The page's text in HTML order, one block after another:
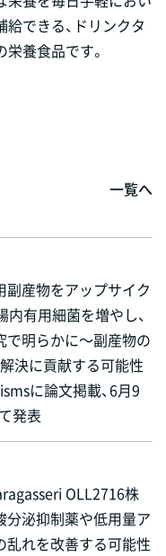
給できる、ドリンクタ
栄養食品です。
一覧へ
産物をアップサイク
内有用細菌を増やし、
明らかに～副産物の
決に貢献する可能性
に論文掲載、6月9
発表
OLL2716株
泌抑制薬や低用量ア
れを改善する可能性